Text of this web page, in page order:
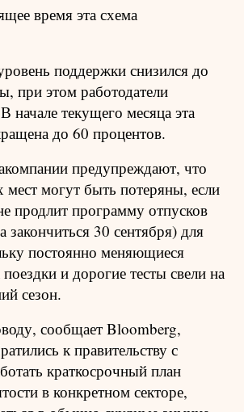
время эта схема
поддержки снизился до
при этом работодатели
начале текущего месяца эта
до 60 процентов.
предупреждают, что
мест могут быть потеряны, если
продлит программу отпусков
закончиться 30 сентября) для
постоянно меняющиеся
и дорогие тесты свели на
сезон.
сообщает Bloomberg,
к правительству с
краткосрочный план
в конкретном секторе,